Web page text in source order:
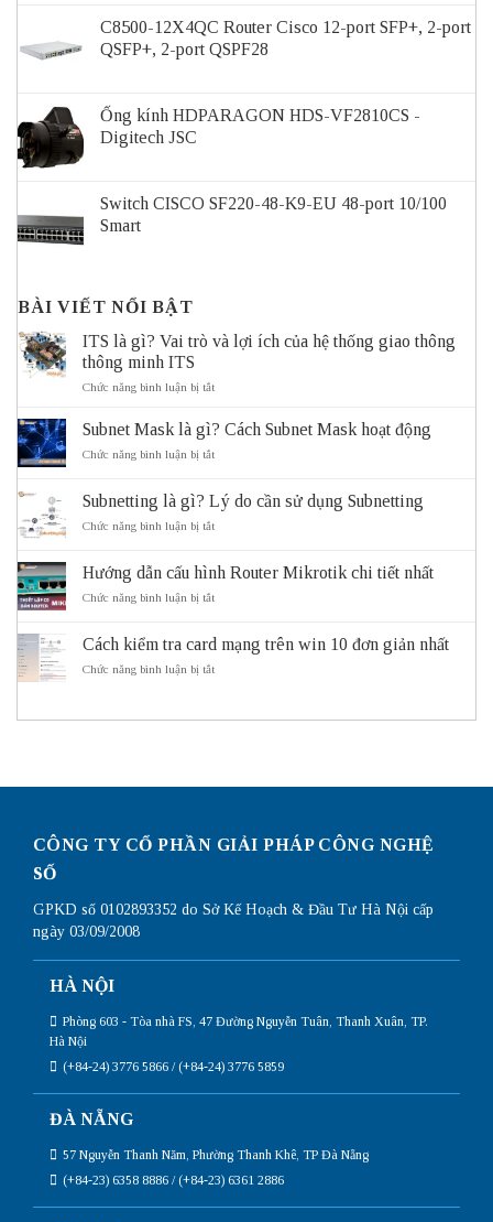
C8500-12X4QC Router Cisco 12-port SFP+, 2-port
QSFP+, 2-port QSPF28
Ống kính HDPARAGON HDS-VF2810CS -
Digitech JSC
Switch CISCO SF220-48-K9-EU 48-port 10/100
Smart
BÀI VIẾT NỔI BẬT
ITS là gì? Vai trò và lợi ích của hệ thống giao thông
thông minh ITS
Chức năng bình luận bị tắtở
gì?
Vai
lợi
của
thống
thông
ITS
Subnet Mask là gì? Cách Subnet Mask hoạt động
Chức năng bình luận bị tắtở
là
Mask
động
Subnetting là gì? Lý do cần sử dụng Subnetting
Chức năng bình luận bị tắtở
gì?
sử
dụng
Subnetting
Hướng dẫn cấu hình Router Mikrotik chi tiết nhất
Chức năng bình luận bị tắtở
cấu
Cách kiểm tra card mạng trên win 10 đơn giản nhất
Chức năng bình luận bị tắtở
tra
nhất
CÔNG TY CỔ PHẦN GIẢI PHÁP CÔNG NGHỆ
SỐ
GPKD số 0102893352 do Sở Kế Hoạch & Đầu Tư Hà Nội cấp
ngày 03/09/2008
HÀ NỘI
Phòng 603 - Tòa nhà FS, 47 Đường Nguyễn Tuân, Thanh Xuân, TP.
Hà Nội
(+84-24) 3776 5866 / (+84-24) 3776 5859
ĐÀ NẴNG
57 Nguyễn Thanh Năm, Phường Thanh Khê, TP Đà Nẵng
(+84-23) 6358 8886 / (+84-23) 6361 2886